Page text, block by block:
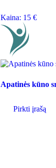
Kaina: 15 €
Apatinės kūno
Pirkti įrašą